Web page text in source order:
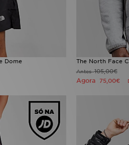
Dome The North Face
Antes105,00€
Agora 75,00€